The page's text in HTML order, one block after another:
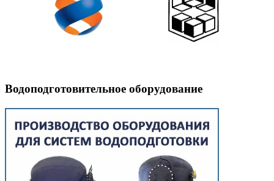
Водоподготовительное оборудование